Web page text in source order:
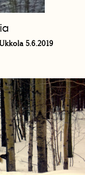
5.6.2019